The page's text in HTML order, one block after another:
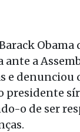
Obama
a
e denunciou
presidente
o de ser